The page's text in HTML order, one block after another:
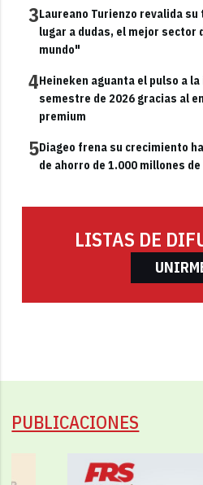
3Laureano Turienzo revalida
lugar a dudas, el mejor sector
mundo"
4Heineken aguanta el pulso a
semestre de 2026 gracias al
premium
5Diageo frena su crecimiento
de ahorro de 1.000 millones
LISTAS DE
PUBLICACIONES